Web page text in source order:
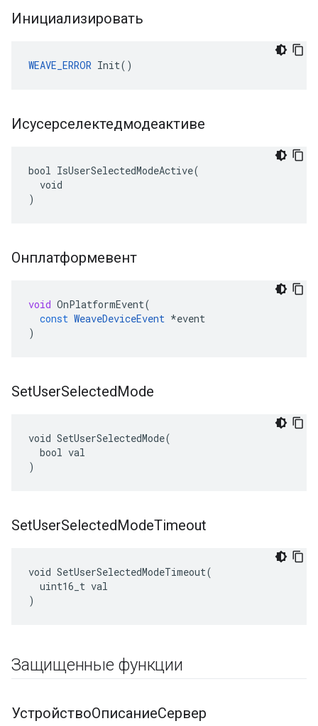
Инициализировать
WEAVE_ERROR Init()
Исусерселектедмодеактиве
bool IsUserSelectedModeActive(
  void
)
Онплатформевент
void OnPlatformEvent(
const WeaveDeviceEvent *event
)
SetUserSelectedMode
void SetUserSelectedMode(
  bool val
)
SetUserSelectedModeTimeout
void SetUserSelectedModeTimeout(
  uint16_t val
)
Защищенные функции
УстройствоОписаниеСервер